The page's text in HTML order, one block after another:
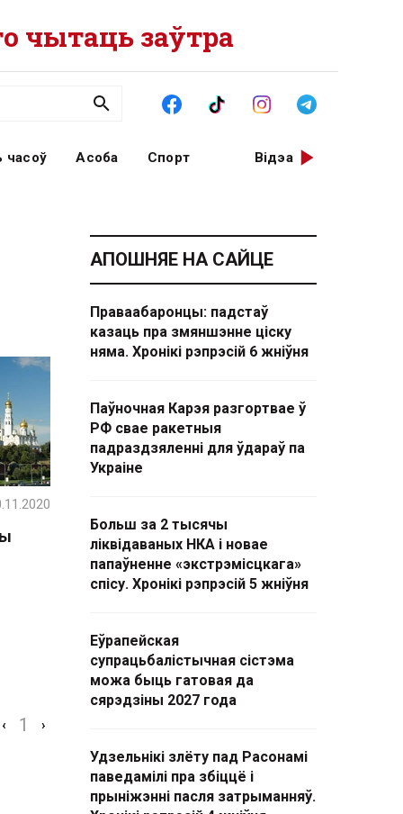
чытаць заўтра
часоў Асоба Спорт Відэа
‹ 1 ›
АПОШНЯЕ НА САЙЦЕ
Праваабаронцы: падстаў
казаць пра змяншэнне ціску
няма. Хронікі рэпрэсій 6 жніўня
Паўночная Карэя разгортвае ў
РФ свае ракетныя
падраздзяленні для ўдараў па
Украіне
Больш за 2 тысячы
ліквідаваных НКА і новае
папаўненне «экстрэмісцкага»
спісу. Хронікі рэпрэсій 5 жніўня
Еўрапейская
супрацьбалістычная сістэма
можа быць гатовая да
сярэдзіны 2027 года
Удзельнікі злёту пад Расонамі
паведамілі пра збіццё і
прыніжэнні пасля затрыманняў.